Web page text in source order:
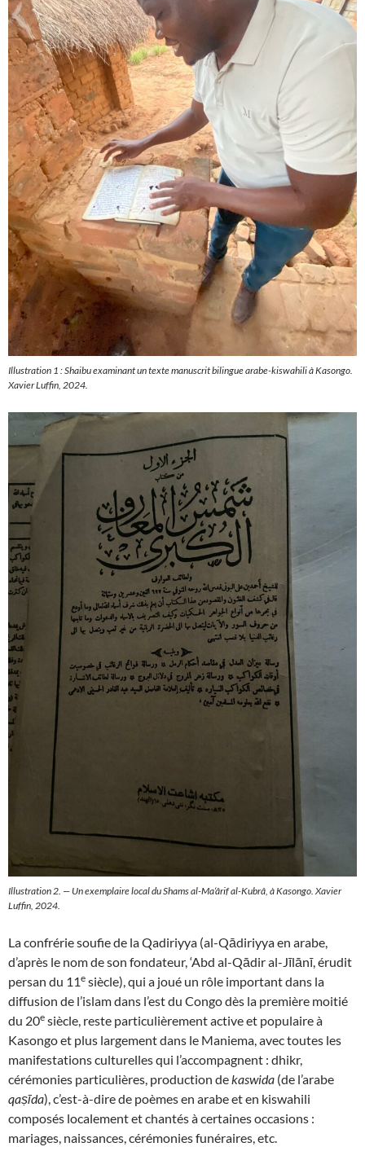
Illustration 1 : Shaibu examinant un texte manuscrit bilingue arabe-kiswahili à Kasongo.
Xavier Luffin, 2024.
Illustration 2. — Un exemplaire local duShams al-Ma‘ârif al-Kubrâ, à Kasongo. Xavier
Luffin, 2024.
La confrérie soufie de la Qadiriyya (al-Qādiriyya en arabe,
d’après le nom de son fondateur, ‘Abd al-Qādir al-Jīlānī, érudit
persan du 11e siècle), qui a joué un rôle important dans la
diffusion de l’islam dans l’est du Congo dès la première moitié
du 20e siècle, reste particulièrement active et populaire à
Kasongo et plus largement dans le Maniema, avec toutes les
manifestations culturelles qui l’accompagnent : dhikr,
cérémonies particulières, production dekaswida (de l’arabe
qaṣīda), c’est-à-dire de poèmes en arabe et en kiswahili
composés localement et chantés à certaines occasions :
mariages, naissances, cérémonies funéraires, etc.